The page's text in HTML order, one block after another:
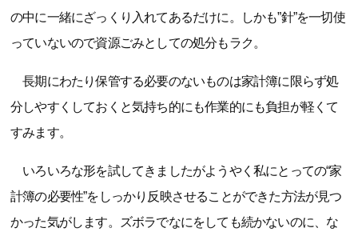
の中に一緒にざっくり入れてあるだけに。しかも”針”を一切使
っていないので資源ごみとしての処分もラク。
長期にわたり保管する必要のないものは家計簿に限らず処
分しやすくしておくと気持ち的にも作業的にも負担が軽くて
すみます。
いろいろな形を試してきましたがようやく私にとっての“家
計簿の必要性”をしっかり反映させることができた方法が見つ
かった気がします。ズボラでなにをしても続かないのに、な